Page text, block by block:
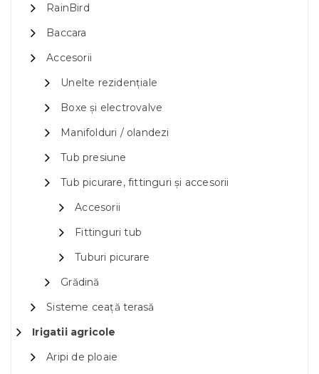
RainBird
Baccara
Accesorii
Unelte rezidențiale
Boxe și electrovalve
Manifolduri / olandezi
Tub presiune
Tub picurare, fittinguri și accesorii
Accesorii
Fittinguri tub
Tuburi picurare
Grădină
Sisteme ceață terasă
Irigatii agricole
Aripi de ploaie